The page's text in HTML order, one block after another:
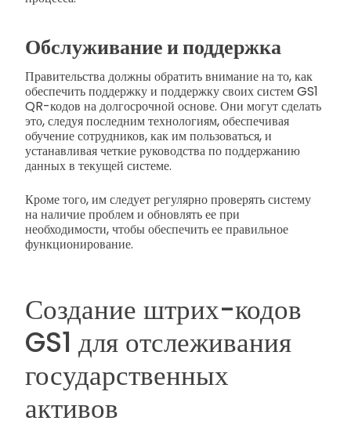
Обслуживание и поддержка
Правительства должны обратить внимание на то, как
обеспечить поддержку и поддержку своих систем GS1
QR-кодов на долгосрочной основе. Они могут сделать
это, следуя последним технологиям, обеспечивая
обучение сотрудников, как им пользоваться, и
устанавливая четкие руководства по поддержанию
данных в текущей системе.
Кроме того, им следует регулярно проверять систему
на наличие проблем и обновлять ее при
необходимости, чтобы обеспечить ее правильное
функционирование.
Создание штрих-кодов
GS1 для отслеживания
государственных
активов